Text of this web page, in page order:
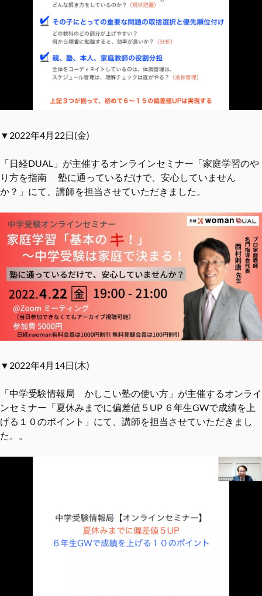
▼2022年4月22日(金)
「日経DUAL」が主催するオンラインセミナー「家庭学習のや
り方を指南 塾に通っているだけで、安心していません
か？」にて、講師を担当させていただきました。
▼2022年4月14日(木)
「中学受験情報局 かしこい塾の使い方」が主催するオンライ
ンセミナー「夏休みまでに偏差値５UP ６年生GWで成績を上
げる１０のポイント」にて、講師を担当させていただきまし
た。。